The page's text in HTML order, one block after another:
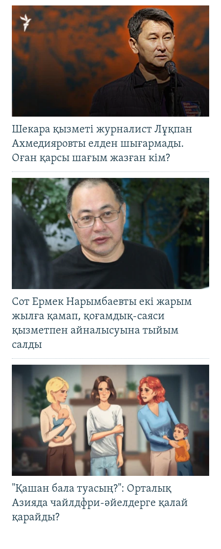
Шекара қызметі журналист Лұқпан
Ахмедияровты елден шығармады.
Оған қарсы шағым жазған кім?
Сот Ермек Нарымбаевты екі жарым
жылға қамап, қоғамдық-саяси
қызметпен айналысуына тыйым
салды
"Қашан бала туасың?": Орталық
Азияда чайлдфри-әйелдерге қалай
қарайды?